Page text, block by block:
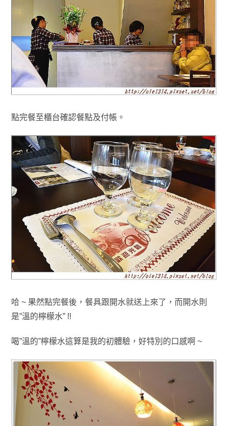
點完餐至櫃台確認餐點及付帳。
哈 ~ 果然點完餐後，餐具跟開水就送上來了 ， 而開水則
是”溫的檸檬水” !!
喝”溫的”檸檬水這算是我的初體驗，好特別的口感啊 ~